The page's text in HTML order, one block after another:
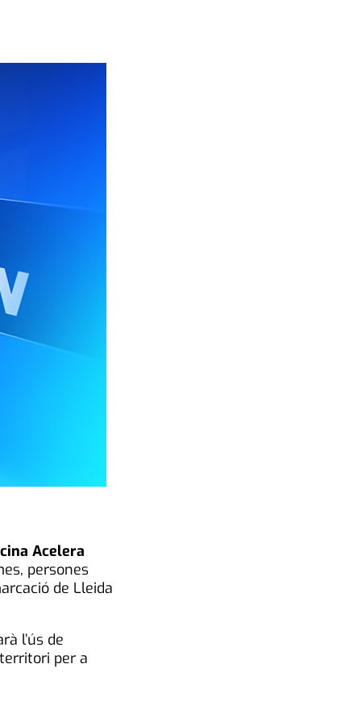
Acelera
persones
de Lleida
l’ús de
per a